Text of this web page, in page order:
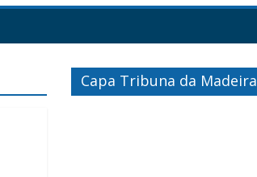
Capa Tribuna da Madeira